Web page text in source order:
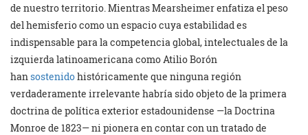
de nuestro territorio. Mientras Mearsheimer enfatiza el peso
del hemisferio como un espacio cuya estabilidad es
indispensable para la competencia global, intelectuales de la
izquierda latinoamericana como Atilio Borón
han sostenidohistóricamente que ninguna región
verdaderamente irrelevante habría sido objeto de la primera
doctrina de política exterior estadounidense —la Doctrina
Monroe de 1823— ni pionera en contar con un tratado de